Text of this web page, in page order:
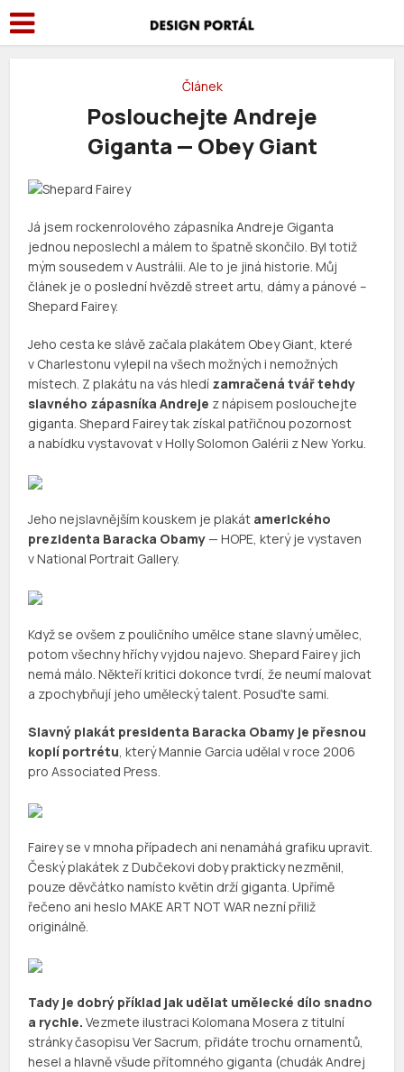
Článek
Poslouchejte Andreje
Giganta — Obey Giant
Já jsem rockenrolového zápasníka Andreje Giganta
jednou neposlechl a málem to špatně skončilo. Byl totiž
mým sousedem v Austrálii. Ale to je jiná historie. Můj
článek je o poslední hvězdě street artu, dámy a pánové –
Shepard Fairey.
Jeho cesta ke slávě začala plakátem Obey Giant, které
v Charlestonu vylepil na všech možných i nemožných
místech. Z plakátu na vás hledí zamračená tvář tehdy
slavného zápasníka Andreje z nápisem poslouchejte
giganta. Shepard Fairey tak získal patřičnou pozornost
a nabídku vystavovat v Holly Solomon Galérii z New Yorku.
Jeho nejslavnějším kouskem je plakát amerického
prezidenta Baracka Obamy— HOPE, který je vystaven
v National Portrait Gallery.
Když se ovšem z pouličního umělce stane slavný umělec,
potom všechny hříchy vyjdou najevo. Shepard Fairey jich
nemá málo. Někteří kritici dokonce tvrdí, že neumí malovat
a zpochybňují jeho umělecký talent. Posuďte sami.
Slavný plakát presidenta Baracka Obamy je přesnou
kopií portrétu, který Mannie Garcia udělal v roce 2006
pro Associated Press.
Fairey se v mnoha případech ani nenamáhá grafiku upravit.
Český plakátek z Dubčekovi doby prakticky nezměnil,
pouze děvčátko namísto květin drží giganta. Upřímě
řečeno ani heslo MAKE ART NOT WAR nezní přiliž
originálně.
Tady je dobrý příklad jak udělat umělecké dílo snadno
a rychle.Vezmete ilustraci Kolomana Mosera z titulní
stránky časopisu Ver Sacrum, přidáte trochu ornamentů,
hesel a hlavně všude přítomného giganta (chudák Andrej